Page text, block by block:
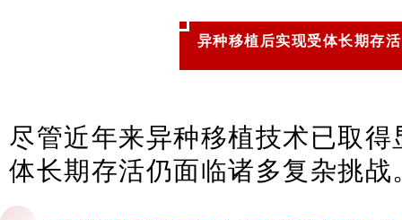
异种移植后实现受体长期存
尽管近年来异种移植技术已取
体长期存活仍面临诸多复杂挑战